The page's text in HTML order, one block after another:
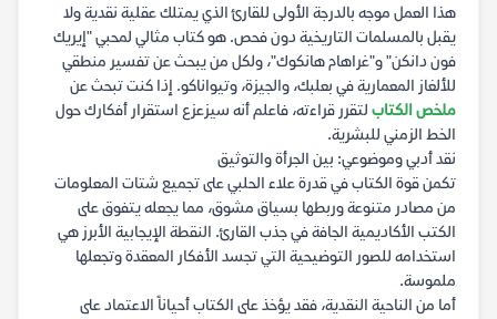
هذا العمل موجه بالدرجة الأولى للقارئ الذي يمتلك عقلية نقدية ولا
يقبل بالمسلمات التاريخية دون فحص. هو كتاب مثالي لمحبي "إيريك
فون دانكن" و"غراهام هانكوك"، ولكل من يبحث عن تفسير منطقي
للألغاز المعمارية في بعلبك، والجيزة، وتيواناكو. إذا كنت تبحث عن
ملخص الكتاب لتقرر قراءته، فاعلم أنه سيزعزع استقرار أفكارك حول
الخط الزمني للبشرية.
نقد أدبي وموضوعي: بين الجرأة والتوثيق
تكمن قوة الكتاب في قدرة علاء الحلبي على تجميع شتات المعلومات
من مصادر متنوعة وربطها بسياق مشوق، مما يجعله يتفوق على
الكتب الأكاديمية الجافة في جذب القارئ. النقطة الإيجابية الأبرز هي
استخدامه للصور التوضيحية التي تجسد الأفكار المعقدة وتجعلها
ملموسة.
أما من الناحية النقدية، فقد يؤخذ على الكتاب أحياناً الاعتماد على